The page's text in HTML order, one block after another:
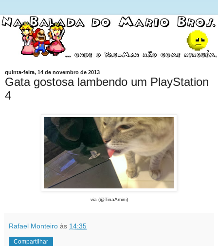
quinta-feira, 14 de novembro de 2013
Gata gostosa lambendo um PlayStation
4
via (@TinaAmini)
Rafael Monteiro às 14:35
Compartilhar